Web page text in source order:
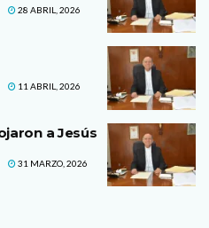
28 ABRIL, 2026
11 ABRIL, 2026
a Jesús
31 MARZO, 2026